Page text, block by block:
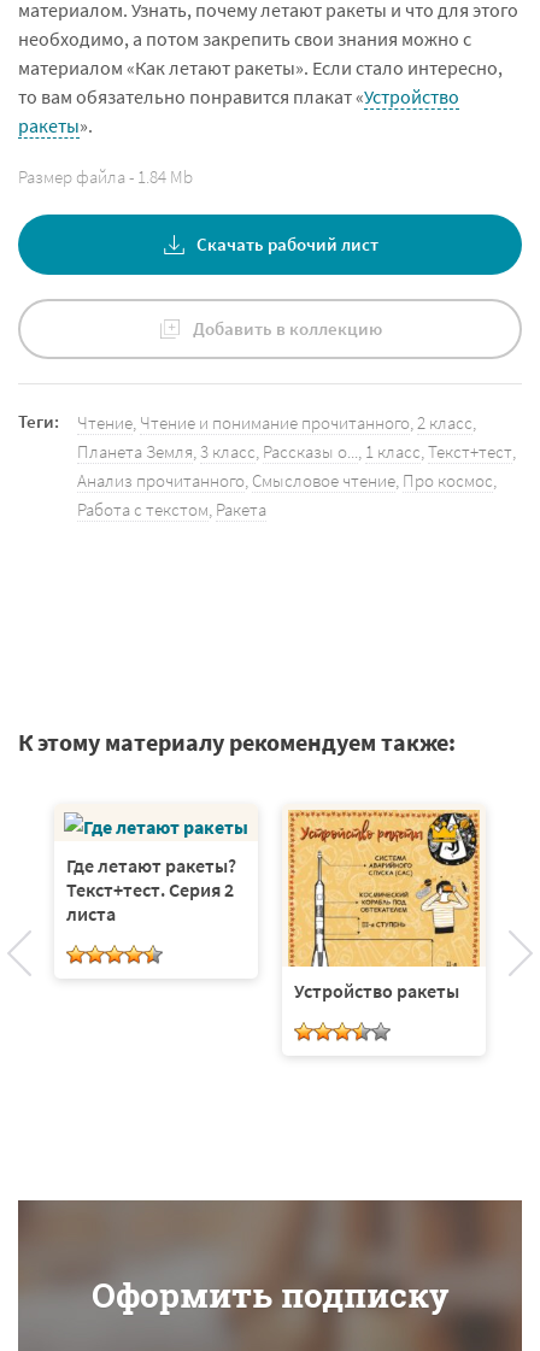
материалом. Узнать, почему летают ракеты и что для этого
необходимо, а потом закрепить свои знания можно с
материалом «Как летают ракеты». Если стало интересно,
то вам обязательно понравится плакат «Устройство
ракеты».
Размер файла - 1.84 Mb
Скачать рабочий лист
Добавить в коллекцию
Теги: Чтение Чтение и понимание прочитанного 2 класс
Планета Земля 3 класс Рассказы о... 1 класс Текст+тест
Анализ прочитанного Смысловое чтение Про космос
Работа с текстом Ракета
К этому материалу рекомендуем также:
Где летают ракеты?
Текст+тест. Серия 2
листа
Устройство ракеты
Оформить подписку